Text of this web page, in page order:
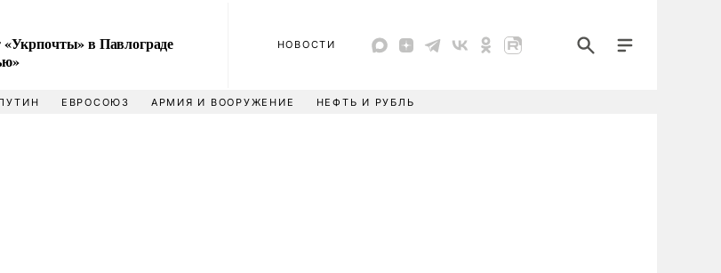
в Павлограде
НОВОСТИ
ЕВРОСОЮЗ АРМИЯ И ВООРУЖЕНИЕ НЕФТЬ И РУБЛЬ